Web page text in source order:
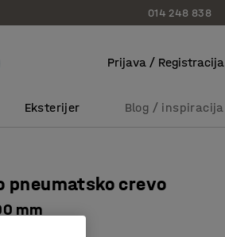
014 248 838
Prijava / Registracija
Eksterijer Blog / inspiracija
pneumatsko crevo
mm